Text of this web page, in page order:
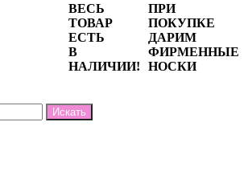
ВЕСЬ
ТОВАР
ЕСТЬ
В
НАЛИЧИИ!
ПРИ
ПОКУПКЕ
ДАРИМ
ФИРМЕННЫЕ
НОСКИ